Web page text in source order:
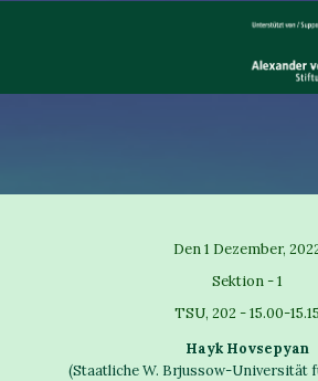
Den 1 Dezember,
Sektion - 1
TSU, 202 - 15.00-15.15
Hayk Hovsepyan
(Staatliche W. Brjussow-Universität